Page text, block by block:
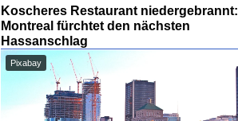
Koscheres Restaurant niedergebrannt:
Montreal fürchtet den nächsten
Hassanschlag
Pixabay